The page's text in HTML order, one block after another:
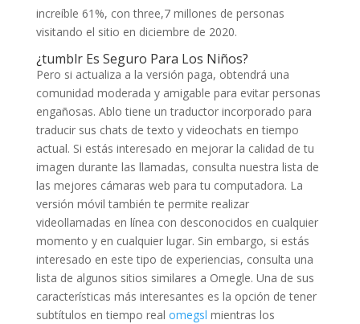
increíble 61%, con three,7 millones de personas
visitando el sitio en diciembre de 2020.
¿tumblr Es Seguro Para Los Niños?
Pero si actualiza a la versión paga, obtendrá una
comunidad moderada y amigable para evitar personas
engañosas. Ablo tiene un traductor incorporado para
traducir sus chats de texto y videochats en tiempo
actual. Si estás interesado en mejorar la calidad de tu
imagen durante las llamadas, consulta nuestra lista de
las mejores cámaras web para tu computadora. La
versión móvil también te permite realizar
videollamadas en línea con desconocidos en cualquier
momento y en cualquier lugar. Sin embargo, si estás
interesado en este tipo de experiencias, consulta una
lista de algunos sitios similares a Omegle. Una de sus
características más interesantes es la opción de tener
subtítulos en tiempo real omegsl mientras los